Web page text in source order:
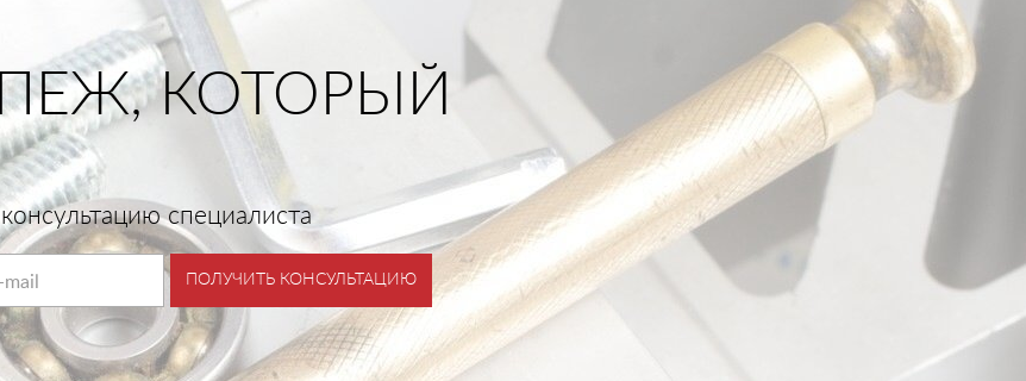
КОТОРЫЙ
специалиста
ПОЛУЧИТЬ КОНСУЛЬТАЦИЮ